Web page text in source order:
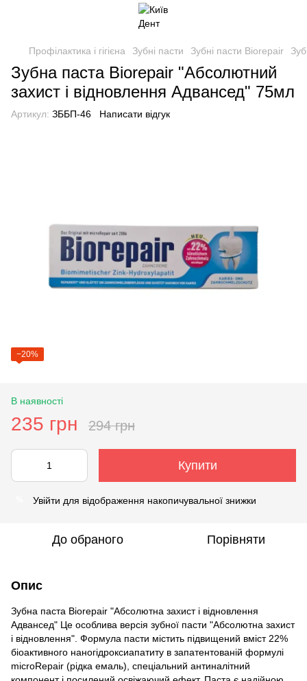
Профілактика і гігієна Зубні пасти Зубні пасти Biorepair
Зубна паста Biorepair "Абсолютний
захист і відновлення Адвансед" 75мл
Артикул: ЗББП-46 Написати відгук
−20%
В наявності
235 грн 294 грн
Купити
Увійти для відображення накопичувальної знижки
До обраного Порівняти
Опис
Зубна паста Biorepair "Абсолютна захист і відновлення
Адвансед" Це особлива версія зубної пасти "Абсолютна захист
і відновлення". Формула пасти містить підвищений вміст 22%
біоактивного наногідроксиапатиту в запатентованій формулі
microRepair (рідка емаль), спеціальний антиналітний